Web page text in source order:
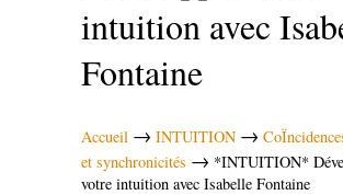
intuition avec
Fontaine
Accueil → INTUITION →
et synchronicités → *INTUITION*
votre intuition avec Isabelle Fontaine